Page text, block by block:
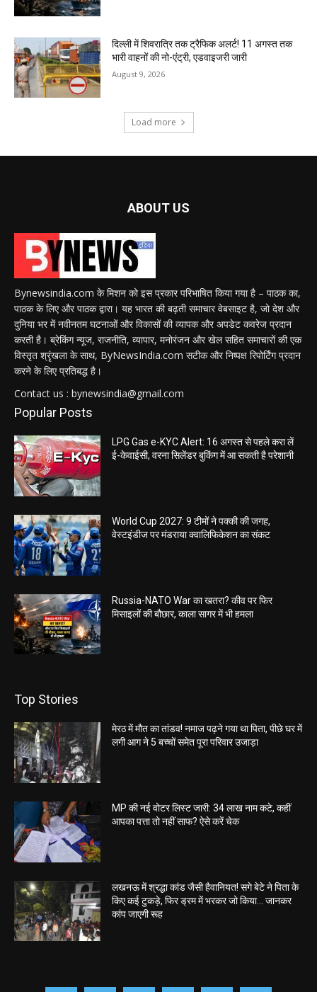
दिल्ली में शिवरात्रि तक ट्रैफिक अलर्ट! 11 अगस्त तक
भारी वाहनों की नो-एंट्री, एडवाइजरी जारी
August 9, 2026
Load more
ABOUT US
Bynewsindia.com के मिशन को इस प्रकार परिभाषित किया गया है – पाठक का,
पाठक के लिए और पाठक द्वारा। यह भारत की बढ़ती समाचार वेबसाइट है, जो देश और
दुनिया भर में नवीनतम घटनाओं और विकासों की व्यापक और अपडेट कवरेज प्रदान
करती है। ब्रेकिंग न्यूज, राजनीति, व्यापार, मनोरंजन और खेल सहित समाचारों की एक
विस्तृत श्रृंखला के साथ, ByNewsIndia.com सटीक और निष्पक्ष रिपोर्टिंग प्रदान
करने के लिए प्रतिबद्ध है।
Contact us : bynewsindia@gmail.com
Popular Posts
LPG Gas e-KYC Alert: 16 अगस्त से पहले करा लें
ई-केवाईसी, वरना सिलेंडर बुकिंग में आ सकती है परेशानी
World Cup 2027: 9 टीमों ने पक्की की जगह,
वेस्टइंडीज पर मंडराया क्वालिफिकेशन का संकट
Russia-NATO War का खतरा? कीव पर फिर
मिसाइलों की बौछार, काला सागर में भी हमला
Top Stories
मेरठ में मौत का तांडव! नमाज पढ़ने गया था पिता, पीछे घर में
लगी आग ने 5 बच्चों समेत पूरा परिवार उजाड़ा
MP की नई वोटर लिस्ट जारी: 34 लाख नाम कटे, कहीं
आपका पत्ता तो नहीं साफ? ऐसे करें चेक
लखनऊ में श्रद्धा कांड जैसी हैवानियत! सगे बेटे ने पिता के
किए कई टुकड़े, फिर ड्रम में भरकर जो किया… जानकर
कांप जाएगी रूह